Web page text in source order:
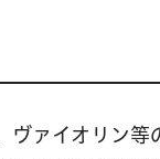
ァイオリン等